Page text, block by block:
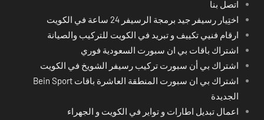
اتصل بنا
اختِيار رسيفر جيد برمجة الرسيفر 24 ساعة في الكويت
ارقام فنيي تكييف و تبريد في الكويت للتركيب والصيانة
اشتراك باقات بي ان سبورت السعودية فوري
اشتراك بي أن سبورت تركيب رسيفر الشويخ في الكويت
اشتراك بي ان سبورت المنطقة العاشرة باقات Bein Sport
الجديدة
اعمال تبديل اطارات و تواير في الكويت و الجهراء